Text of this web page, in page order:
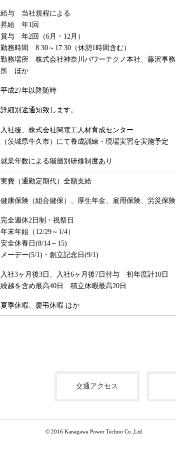
給与 当社規程による
昇給 年1回
賞与 年2回（6月・12月）
勤務時間 8:30～17:30（休憩1時間含む）
勤務場所 株式会社神奈川パワーテクノ本社、藤沢事務
所 ほか
平成27年以降随時
詳細別途通知致します。
入社後、株式会社関電工人材育成センター
（茨城県牛久市）にて養成訓練・現場実習を実施予定
就業年数による階層別研修制度あり
実費（通勤定期代）全額支給
健康保険（組合健保）、厚生年金、雇用保険、労災保険
完全週休2日制・祝祭日
年末年始（12/29～1/4）
安全休養日(8/14～15)
メーデー(5/1)・創立記念日(9/1)
入社3ヶ月後3日、入社6ヶ月後7日付与 初年度計10日
繰越を含め最高40日 積立休暇最高20日
夏季休暇、慶弔休暇 ほか
交通アクセス
© 2016 Kanagawa Power Techno Co.,Ltd.